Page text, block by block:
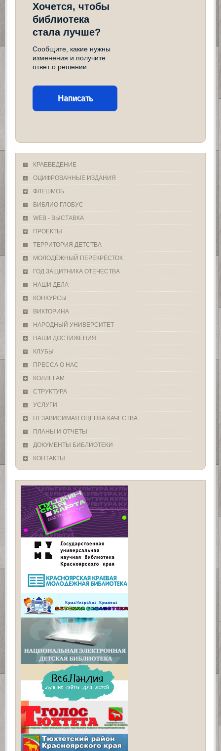
Хочется, чтобы
библиотека
стала лучше?
Сообщите, какие нужны
изменения и получите
ответ о решении
Написать
КРАЕВЕДЕНИЕ
ОЦИФРОВАННЫЕ ИЗДАНИЯ
ФЛЕШМОБ
БИБЛИО ГЛОБУС
WEB - ВЫСТАВКА
ПРОЕКТЫ
ТЕРРИТОРИЯ ДЕТСТВА
МОЛОДЁЖНЫЙ ПЕРЕКРЁСТОК
ГОД ЗАЩИТНИКА ОТЕЧЕСТВА
НАШИ ДЕЛА
КОНКУРСЫ
ВИКТОРИНА
НАРОДНЫЙ УНИВЕРСИТЕТ
НАШИ ДОСТИЖЕНИЯ
КЛУБЫ
ПРЕССА О НАС
КОЛЛЕГАМ
СТРУКТУРА
УСЛУГИ
НЕЗАВИСИМАЯ ОЦЕНКА КАЧЕСТВА
ПЛАНЫ И ОТЧЕТЫ
ДОКУМЕНТЫ БИБЛИОТЕКИ
КОНТАКТЫ